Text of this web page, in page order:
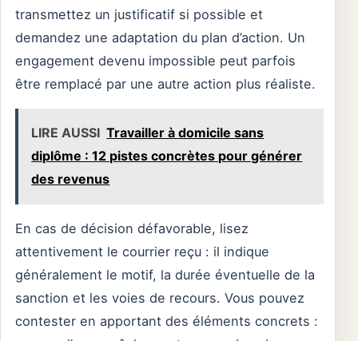
transmettez un justificatif si possible et
demandez une adaptation du plan d’action. Un
engagement devenu impossible peut parfois
être remplacé par une autre action plus réaliste.
LIRE AUSSI Travailler à domicile sans
diplôme : 12 pistes concrètes pour générer
des revenus
En cas de décision défavorable, lisez
attentivement le courrier reçu : il indique
généralement le motif, la durée éventuelle de la
sanction et les voies de recours. Vous pouvez
contester en apportant des éléments concrets :